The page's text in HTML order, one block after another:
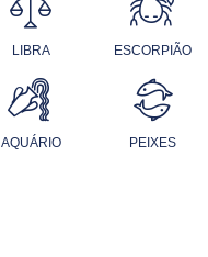
LIBRA ESCORPIÃO
AQUÁRIO PEIXES